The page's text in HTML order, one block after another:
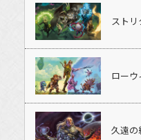
スト
ロー
久遠の